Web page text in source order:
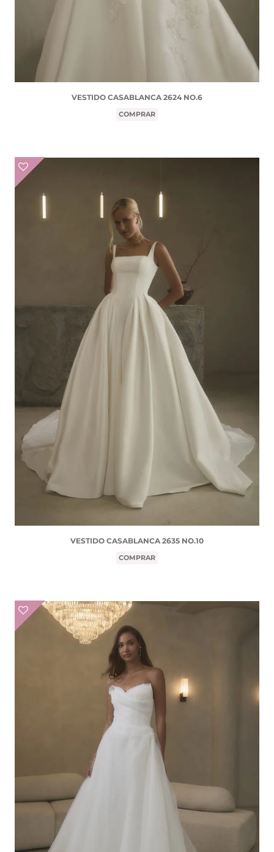
VESTIDO CASABLANCA 2624 NO.6
COMPRAR
VESTIDO CASABLANCA 2635 NO.10
COMPRAR